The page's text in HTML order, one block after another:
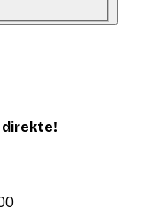
direkte!